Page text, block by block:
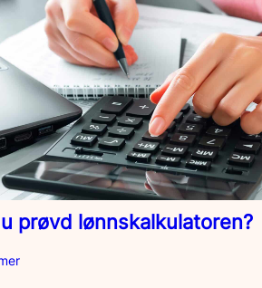
prøvd lønnskalkulatoren?